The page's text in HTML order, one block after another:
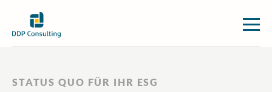
STATUS QUO FÜR IHR ESG